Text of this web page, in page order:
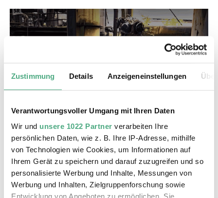
Zustimmung Details Anzeigeneinstellungen
Verantwortungsvoller Umgang mit Ihren Daten
Wir und unsere 1022 Partner verarbeiten Ihre
persönlichen Daten, wie z. B. Ihre IP-Adresse, mithilfe
von Technologien wie Cookies, um Informationen auf
Ihrem Gerät zu speichern und darauf zuzugreifen und so
personalisierte Werbung und Inhalte, Messungen von
Werbung und Inhalten, Zielgruppenforschung sowie
Entwicklung von Angeboten zu ermöglichen. Sie
VIDEO
THE TRUE SIZE OF AFRICA - Kongo Astronauts /
SR Wir im Saarland Kultur - extra